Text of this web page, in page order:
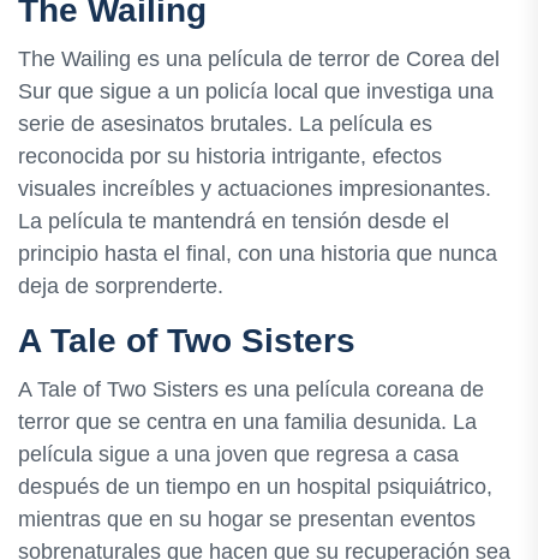
The Wailing
The Wailing es una película de terror de Corea del
Sur que sigue a un policía local que investiga una
serie de asesinatos brutales. La película es
reconocida por su historia intrigante, efectos
visuales increíbles y actuaciones impresionantes.
La película te mantendrá en tensión desde el
principio hasta el final, con una historia que nunca
deja de sorprenderte.
A Tale of Two Sisters
A Tale of Two Sisters es una película coreana de
terror que se centra en una familia desunida. La
película sigue a una joven que regresa a casa
después de un tiempo en un hospital psiquiátrico,
mientras que en su hogar se presentan eventos
sobrenaturales que hacen que su recuperación sea